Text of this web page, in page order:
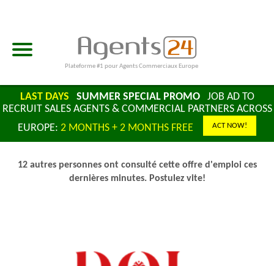
Plateforme #1 pour Agents Commerciaux Europe
LAST DAYS SUMMER SPECIAL PROMOJOB AD TO
RECRUIT SALES AGENTS & COMMERCIAL PARTNERS ACROSS
EUROPE: 2 MONTHS + 2 MONTHS FREE ACT NOW!
12 autres personnes ont consulté cette offre d'emploi ces
dernières minutes. Postulez vite!